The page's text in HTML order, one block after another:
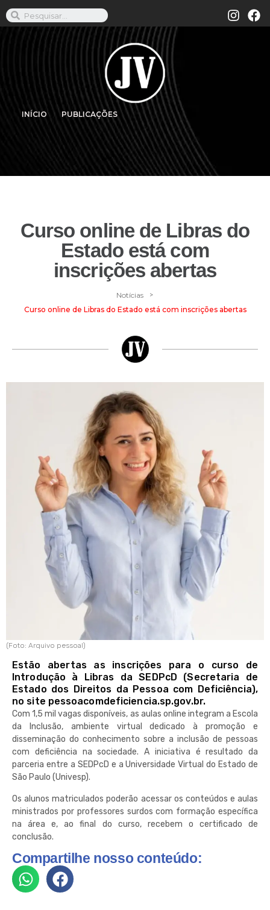
INÍCIO PUBLICAÇÕES
Curso online de Libras do
Estado está com
inscrições abertas
Notícias >
Curso online de Libras do Estado está com inscrições abertas
(Foto: Arquivo pessoal)
Estão abertas as inscrições para o curso de
Introdução à Libras da SEDPcD (Secretaria de
Estado dos Direitos da Pessoa com Deficiência),
no site pessoacomdeficiencia.sp.gov.br.
Com 1,5 mil vagas disponíveis, as aulas online integram a Escola
da Inclusão, ambiente virtual dedicado à promoção e
disseminação do conhecimento sobre a inclusão de pessoas
com deficiência na sociedade. A iniciativa é resultado da
parceria entre a SEDPcD e a Universidade Virtual do Estado de
São Paulo (Univesp).
Os alunos matriculados poderão acessar os conteúdos e aulas
ministrados por professores surdos com formação específica
na área e, ao final do curso, recebem o certificado de
conclusão.
Compartilhe nosso conteúdo: